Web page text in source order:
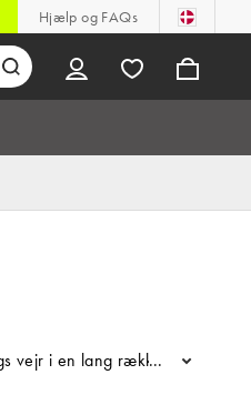
Hjælp og FAQs
i en lang række
...